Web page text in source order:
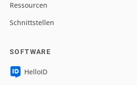
Ressourcen
Schnittstellen
SOFTWARE
HelloID